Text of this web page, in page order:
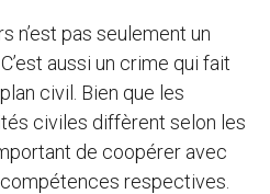
n’est pas seulement un
aussi un crime qui fait
civil. Bien que les
civiles diffèrent selon les
de coopérer avec
respectives.